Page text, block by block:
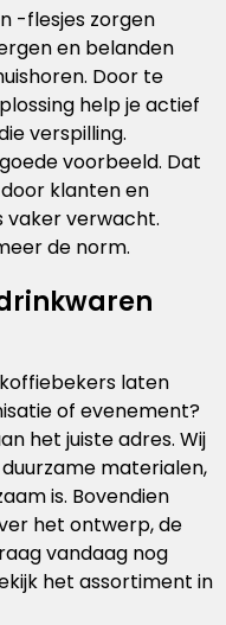
-flesjes zorgen
en belanden
Door te
help je actief
verspilling.
voorbeeld. Dat
klanten en
vaker verwacht.
de norm.
laten
of evenement?
het juiste adres. Wij
materialen,
is. Bovendien
het ontwerp, de
vandaag nog
het assortiment in